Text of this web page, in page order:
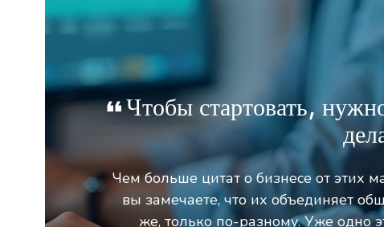
Чтобы стартовать,
Чем больше цитат о бизнесе от этих
вы замечаете, что их объединяет
же, только по-разному. Уже одно